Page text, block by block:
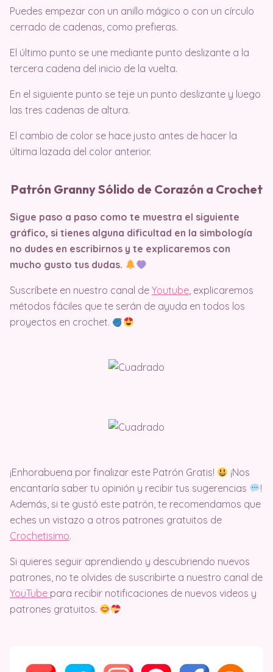
Puedes empezar con un anillo mágico o con un círculo
cerrado de cadenas, como prefieras.
El último punto se une mediante punto deslizante a la
tercera cadena del inicio de la vuelta.
En el siguiente punto se teje un punto deslizante y luego
las tres cadenas de altura.
El cambio de color se hace justo antes de hacer la
última lazada del color anterior.
Patrón Granny Sólido de Corazón a Crochet
Sigue paso a paso como te muestra el siguiente
gráfico, si tienes alguna dificultad en la simbología
no dudes en escribirnos y te explicaremos con
mucho gusto tus dudas.
Suscríbete en nuestro canal de Youtube, explicaremos
métodos fáciles que te serán de ayuda en todos los
proyectos en crochet.
¡Enhorabuena por finalizar este Patrón Gratis!
¡Nos
encantaría saber tu opinión y recibir tus sugerencias
!
Además, si te gustó este patrón, te recomendamos que
eches un vistazo a otros patrones gratuitos de
Crochetisimo.
Si quieres seguir aprendiendo y descubriendo nuevos
patrones, no te olvides de suscribirte a nuestro canal de
YouTube para recibir notificaciones de nuevos videos y
patrones gratuitos.